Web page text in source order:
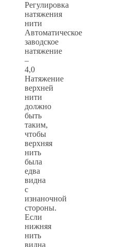
Регулировка
натяжения
нити
Автоматическое
заводское
натяжение
–
4,0
Натяжение
верхней
нити
должно
быть
таким,
чтобы
верхняя
нить
была
едва
видна
с
изнаночной
стороны.
Если
нижняя
нить
видна